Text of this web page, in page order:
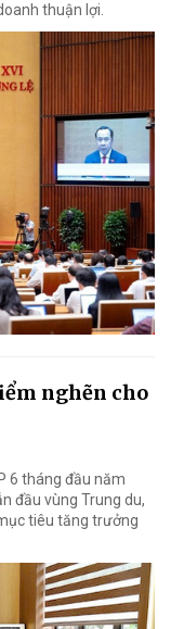
thuận lợi.
nghẽn cho
6 tháng đầu năm
đầu vùng Trung du,
tiêu tăng trưởng